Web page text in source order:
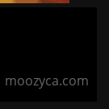
moozyca.com